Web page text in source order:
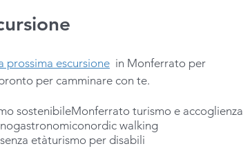
prossima escursione
  in Monferrato per
per camminare con te.
sostenibileMonferrato turismo e accoglienza
nordic walking
etàturismo per disabili